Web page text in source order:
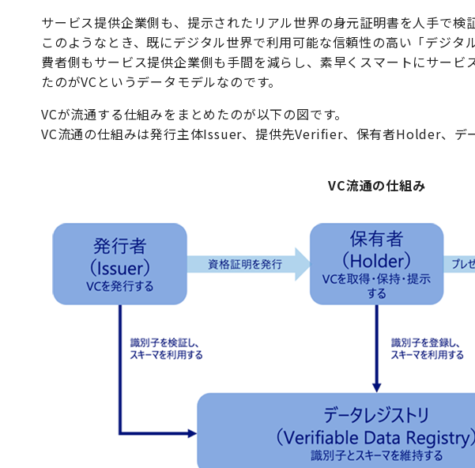
サービス提供企業側も、提示されたリアル世界の身元証明書を人手で検
このようなとき、既にデジタル世界で利用可能な信頼性の高い「デジタ
費者側もサービス提供企業側も手間を減らし、素早くスマートにサービ
たのがVCというデータモデルなのです。
VCが流通する仕組みをまとめたのが以下の図です。
VC流通の仕組みは発行主体Issuer、提供先Verifier、保有者Holder、デ
VC流通の仕組み